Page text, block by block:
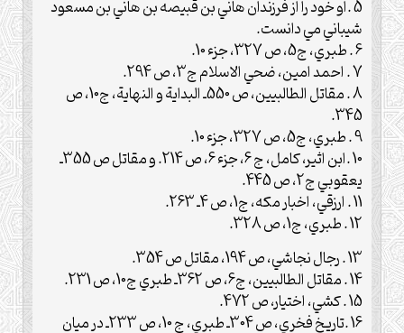
5 .او خود را از فرزندان هاني بن قبيصه بن هاني بن مسعود
شيباني مي دانست.
6 . طبري، ج5، ص 327، جزء 10.
7 . احمد امين، ضحي الاسلام ج3، ص 294.
8 . مقاتل الطالبيين، ص 550ـ البداية و النهاية، ج10، ص
345.
9 . طبري، ج5، ص 327، جزء 10.
10 .ابن اثير، کامل، ج 6، جزء 6، ص 214. و مقاتل ص 355ـ
يعقوبي ج2، ص 445.
11 . ارزقي، اخبار مکه، ج1، ص 4ـ 263.
12 . طبري، ج1، ص 328.
13 . رجال نجاشي، ص 194، مقاتل ص 354.
14 . مقاتل الطالبيين، ج6، ص 362ـ طبري ج10، ص 231.
15 . کشي، اختيار، ص 472.
16 .تاريخ فخري، ص 304ـ طبري، ج 10، ص 233ـ در ميان